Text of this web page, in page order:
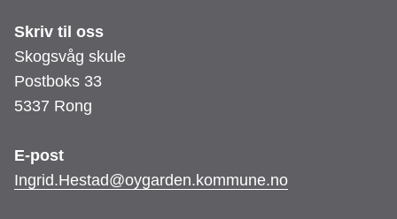
Skriv til oss
Skogsvåg skule
Postboks 33
5337 Rong
E-post
Ingrid.Hestad@oygarden.kommune.no